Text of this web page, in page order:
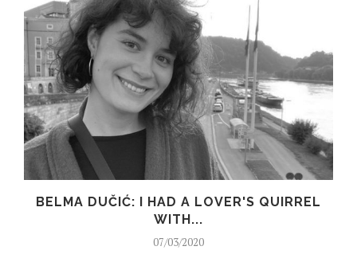
BELMA DUČIĆ: I HAD A LOVER'S QUIRREL
WITH...
07/03/2020